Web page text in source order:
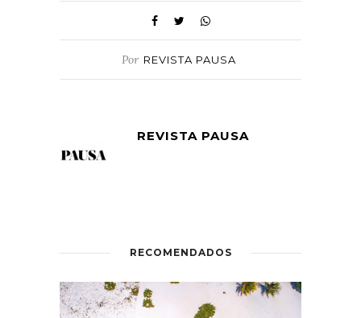
Por REVISTA PAUSA
REVISTA PAUSA
RECOMENDADOS